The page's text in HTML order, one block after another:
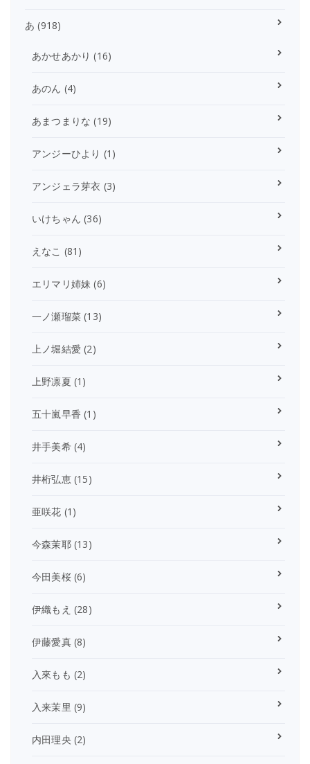
あ (918)
あかせあかり (16)
あのん (4)
あまつまりな (19)
アンジーひより (1)
アンジェラ芽衣 (3)
いけちゃん (36)
えなこ (81)
エリマリ姉妹 (6)
一ノ瀬瑠菜 (13)
上ノ堀結愛 (2)
上野凛夏 (1)
五十嵐早香 (1)
井手美希(4)
井桁弘恵(15)
亜咲花 (1)
今森茉耶(13)
今田美桜(6)
伊織もえ (28)
伊藤愛真(8)
入來もも (2)
入来茉里 (9)
内田理央 (2)